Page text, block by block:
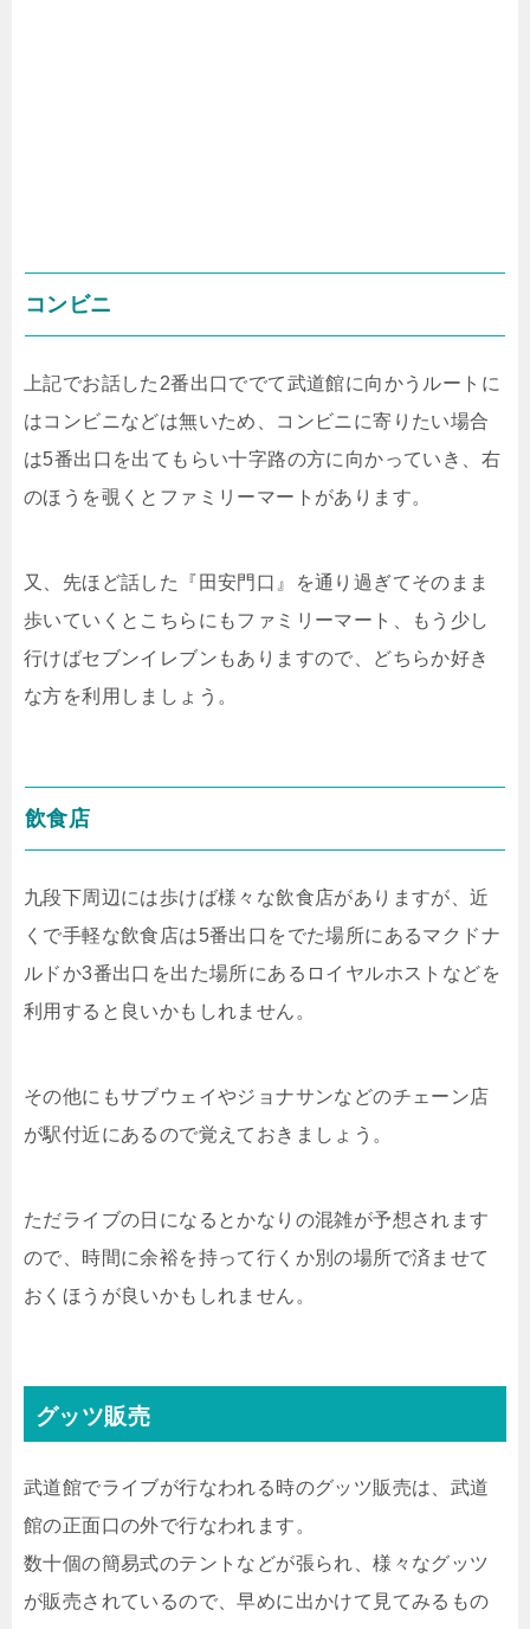
コンビニ
上記でお話した2番出口ででて武道館に向かうルートに
はコンビニなどは無いため、コンビニに寄りたい場合
は5番出口を出てもらい十字路の方に向かっていき、右
のほうを覗くとファミリーマートがあります。
又、先ほど話した『田安門口』を通り過ぎてそのまま
歩いていくとこちらにもファミリーマート、もう少し
行けばセブンイレブンもありますので、どちらか好き
な方を利用しましょう。
飲食店
九段下周辺には歩けば様々な飲食店がありますが、近
くで手軽な飲食店は5番出口をでた場所にあるマクドナ
ルドか3番出口を出た場所にあるロイヤルホストなどを
利用すると良いかもしれません。
その他にもサブウェイやジョナサンなどのチェーン店
が駅付近にあるので覚えておきましょう。
ただライブの日になるとかなりの混雑が予想されます
ので、時間に余裕を持って行くか別の場所で済ませて
おくほうが良いかもしれません。
グッツ販売
武道館でライブが行なわれる時のグッツ販売は、武道
館の正面口の外で行なわれます。
数十個の簡易式のテントなどが張られ、様々なグッツ
が販売されているので、早めに出かけて見てみるもの